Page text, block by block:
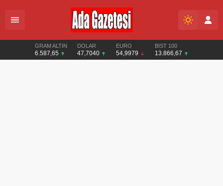
GRAM ALTIN
6.587,65
DOLAR
47,7040
EURO
54,9979
BIST 100
13.866,67